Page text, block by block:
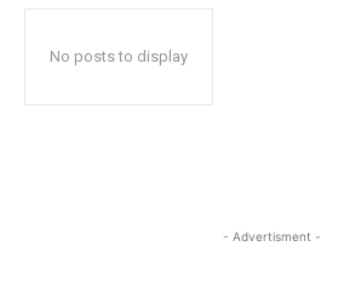
No posts to display
- Advertisment -